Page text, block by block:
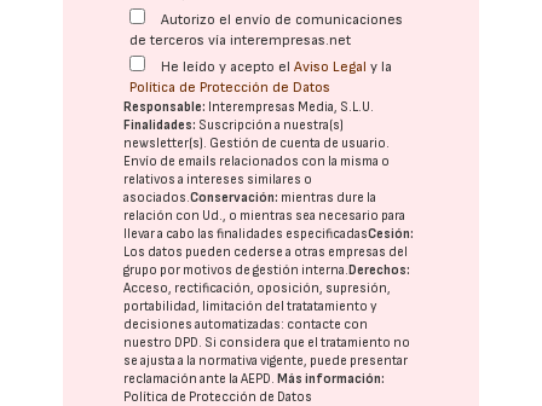
Autorizo el envío de comunicaciones
de terceros vía interempresas.net
He leído y acepto elAviso Legal y la
Política de Protección de Datos
Responsable: Interempresas Media, S.L.U.
Finalidades: Suscripción a nuestra(s)
newsletter(s). Gestión de cuenta de usuario.
Envío de emails relacionados con la misma o
relativos a intereses similares o
asociados.Conservación: mientras dure la
relación con Ud., o mientras sea necesario para
llevar a cabo las finalidades especificadasCesión:
Los datos pueden cederse a otras empresas del
grupo por motivos de gestión interna.Derechos:
Acceso, rectificación, oposición, supresión,
portabilidad, limitación del tratatamiento y
decisiones automatizadas: contacte con
nuestro DPD. Si considera que el tratamiento no
se ajusta a la normativa vigente, puede presentar
reclamación ante laAEPD.Más información:
Política de Protección de Datos